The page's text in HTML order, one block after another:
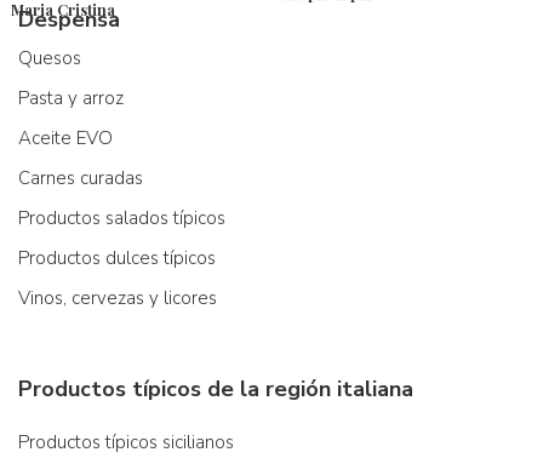
Maria Cristina
Despensa
Quesos
Pasta y arroz
Aceite EVO
Carnes curadas
Productos salados típicos
Productos dulces típicos
Vinos, cervezas y licores
Productos típicos de la región italiana
Productos típicos sicilianos